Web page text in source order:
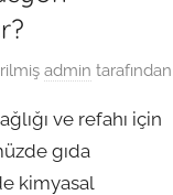
admin tarafından
ve refahı için
gıda
kimyasal